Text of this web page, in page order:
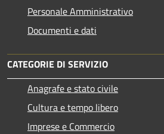
Personale Amministrativo
Documenti e dati
CATEGORIE DI SERVIZIO
Anagrafe e stato civile
Cultura e tempo libero
Imprese e Commercio